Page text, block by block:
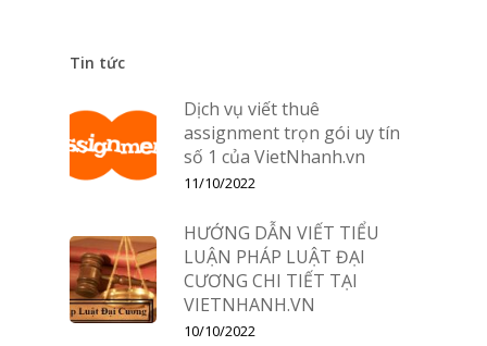
Tin tức
Dịch vụ viết thuê
assignment trọn gói uy tín
số 1 của VietNhanh.vn
11/10/2022
HƯỚNG DẪN VIẾT TIỂU
LUẬN PHÁP LUẬT ĐẠI
CƯƠNG CHI TIẾT TẠI
VIETNHANH.VN
10/10/2022